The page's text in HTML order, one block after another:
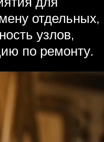
отдельных,
узлов,
по ремонту.